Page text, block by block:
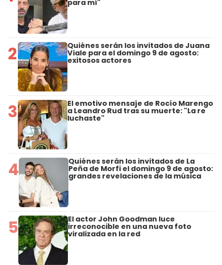
para mí"
2 Quiénes serán los invitados de Juana
Viale para el domingo 9 de agosto:
exitosos actores
3 El emotivo mensaje de Rocío Marengo
a Leandro Rud tras su muerte: "La re
luchaste"
4 Quiénes serán los invitados de La
Peña de Morfi el domingo 9 de agosto:
grandes revelaciones de la música
5 El actor John Goodman luce
irreconocible en una nueva foto
viralizada en la red